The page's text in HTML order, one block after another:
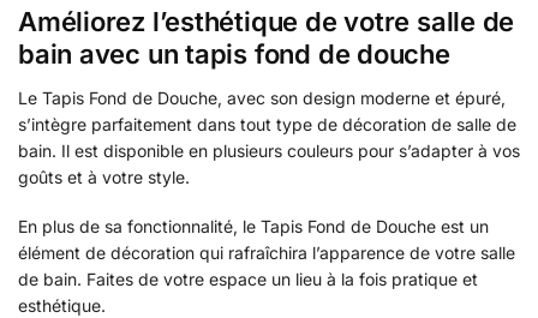
Améliorez l’esthétique de votre salle de
bain avec un tapis fond de douche
Le Tapis Fond de Douche, avec son design moderne et épuré,
s’intègre parfaitement dans tout type de décoration de salle de
bain. Il est disponible en plusieurs couleurs pour s’adapter à vos
goûts et à votre style.
En plus de sa fonctionnalité, le Tapis Fond de Douche est un
élément de décoration qui rafraîchira l’apparence de votre salle
de bain. Faites de votre espace un lieu à la fois pratique et
esthétique.